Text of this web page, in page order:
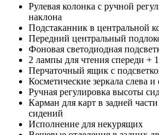
Рулевая колонка с ручной
наклона
Подстаканник в центральной
Передний центральный
Фоновая светодиодная
2 лампы для чтения спереди +
Перчаточный ящик с
Косметические зеркала слева и
Ручная регулировка высоты
Карман для карт в задней
сидений
Исполнение для некурящих